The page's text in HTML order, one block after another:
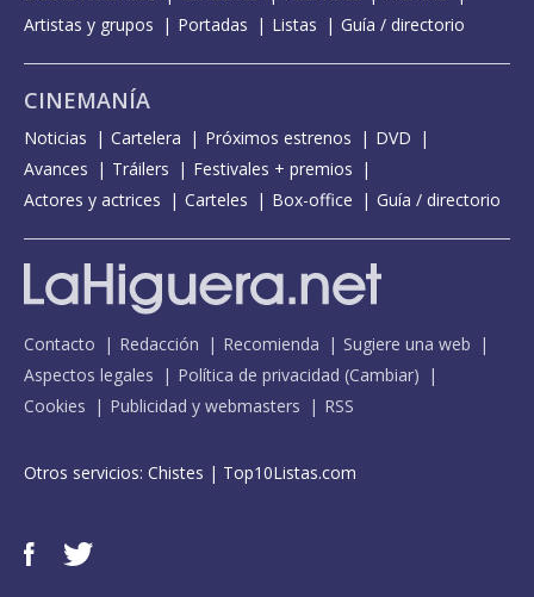
Artistas y grupos
Portadas Listas Guía / directorio
CINEMANÍA
Noticias Cartelera Próximos estrenos
DVD
Avances
Tráilers
Festivales + premios
Actores y actrices
Carteles Box-office Guía / directorio
Contacto Redacción Recomienda
Sugiere una web
Aspectos legales
Política de privacidad (Cambiar)
Cookies
Publicidad y webmasters RSS
Otros servicios: Chistes | Top10Listas.com